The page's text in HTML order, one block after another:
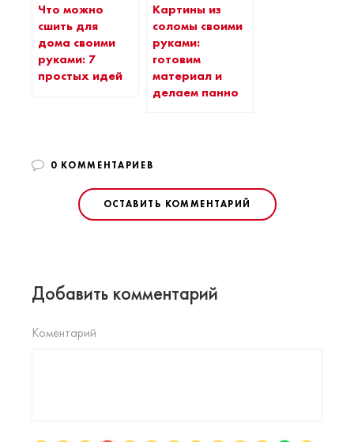
Что можно
сшить для
дома своими
руками: 7
простых идей
Картины из
соломы своими
руками:
готовим
материал и
делаем панно
0 КОММЕНТАРИЕВ
ОСТАВИТЬ КОММЕНТАРИЙ
Добавить комментарий
Коментарий